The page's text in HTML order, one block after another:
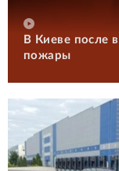
В Киеве после
пожары